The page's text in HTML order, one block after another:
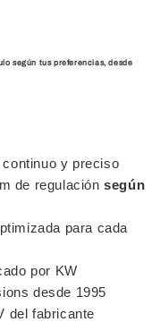
según tus preferencias, desde
y preciso
de regulaciónsegún
para cada
por KW
desde 1995
del fabricante